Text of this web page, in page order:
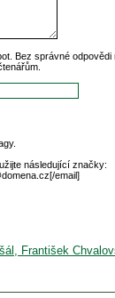
Bez správné
následující značky:
email]
František